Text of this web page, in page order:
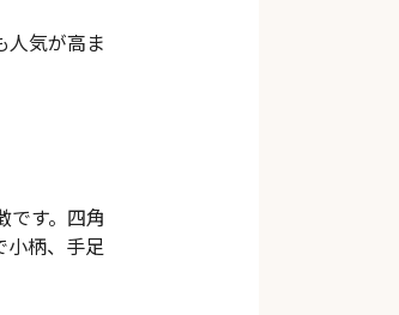
人気が高ま
です。四角
小柄、手足